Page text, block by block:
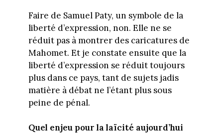
Faire de Samuel Paty, un symbole de la
liberté d’expression, non. Elle ne se
réduit pas à montrer des caricatures de
Mahomet. Et je constate ensuite que la
liberté d’expression se réduit toujours
plus dans ce pays, tant de sujets jadis
matière à débat ne l’étant plus sous
peine de pénal.
Quel enjeu pour la laïcité aujourd’hui